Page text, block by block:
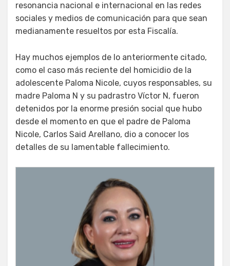
resonancia nacional e internacional en las redes
sociales y medios de comunicación para que sean
medianamente resueltos por esta Fiscalía.
Hay muchos ejemplos de lo anteriormente citado,
como el caso más reciente del homicidio de la
adolescente Paloma Nicole, cuyos responsables, su
madre Paloma N y su padrastro Víctor N, fueron
detenidos por la enorme presión social que hubo
desde el momento en que el padre de Paloma
Nicole, Carlos Said Arellano, dio a conocer los
detalles de su lamentable fallecimiento.